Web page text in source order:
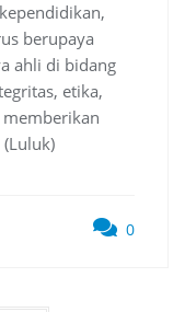
berupaya
ahli di bidang
etika,
0